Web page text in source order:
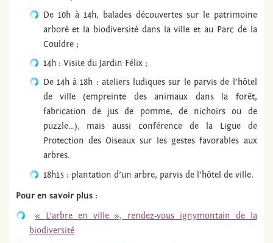
De 10h à 14h, balades découvertes sur le patrimoine
arboré et la biodiversité dans la ville et au Parc de la
Couldre ;
14h : Visite du Jardin Félix ;
De 14h à 18h : ateliers ludiques sur le parvis de l’hôtel
de ville (empreinte des animaux dans la forêt,
fabrication de jus de pomme, de nichoirs ou de
puzzle…), mais aussi conférence de la Ligue de
Protection des Oiseaux sur les gestes favorables aux
arbres.
18h15 : plantation d’un arbre, parvis de l’hôtel de ville.
Pour en savoir plus :
« L’arbre en ville », rendez-vous ignymontain de la
biodiversité